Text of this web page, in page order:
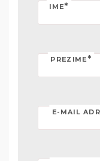
IME*
PREZIME *
E-MAIL